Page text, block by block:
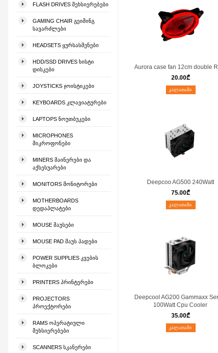
FLASH DRIVES ᲛᲔᲮᲡᲘᲔᲠᲔᲑᲔᲑᲘ
GAMING CHAIR ᲒᲔᲘᲛᲘᲜᲒ
ᲡᲐᲕᲐᲠᲫᲚᲔᲑᲘ
HEADSETS ᲧᲣᲠᲡᲐᲡᲛᲔᲜᲔᲑᲘ
HDD/SSD DRIVES ᲮᲘᲡᲢᲘ
ᲓᲘᲡᲙᲔᲑᲘ
JOYSTICKS ᲯᲝᲘᲡᲢᲘᲙᲔᲑᲘ
KEYBOARDS ᲙᲚᲐᲕᲘᲐᲢᲣᲠᲔᲑᲘ
LAPTOPS ᲜᲝᲣᲗᲑᲣᲙᲔᲑᲘ
MICROPHONES
ᲛᲘᲙᲠᲝᲤᲝᲜᲔᲑᲘ
MINERS ᲛᲐᲘᲜᲔᲠᲔᲑᲘ ᲓᲐ
ᲐᲥᲡᲔᲡᲣᲐᲠᲔᲑᲘ
MONITORS ᲛᲝᲜᲘᲢᲝᲠᲔᲑᲘ
MOTHERBOARDS
ᲓᲔᲓᲐᲞᲚᲐᲢᲔᲑᲘ
MOUSE ᲛᲐᲣᲡᲔᲑᲘ
MOUSE PAD ᲛᲐᲣᲡ ᲞᲐᲓᲔᲑᲘ
POWER SUPPLIES ᲙᲕᲔᲑᲘᲡ
ᲑᲚᲝᲙᲔᲑᲘ
PRINTERS ᲞᲠᲘᲜᲢᲔᲠᲔᲑᲘ
PROJECTORS
ᲞᲠᲝᲔᲥᲢᲝᲠᲔᲑᲘ
RAMS ᲝᲞᲔᲠᲐᲢᲘᲣᲚᲘ
ᲛᲔᲮᲡᲘᲔᲠᲔᲑᲔᲑᲘ
SCANNERS ᲡᲙᲐᲜᲔᲠᲔᲑᲘ
Aurora case fan 12cm double
20.00₾
ᲙᲐᲚᲐᲗᲐᲨᲘ
Deepcoo AG500 240Watt
75.00₾
ᲙᲐᲚᲐᲗᲐᲨᲘ
Deepcool AG200 Gammaxx
100Watt Cpu Cooler
35.00₾
ᲙᲐᲚᲐᲗᲐᲨᲘ